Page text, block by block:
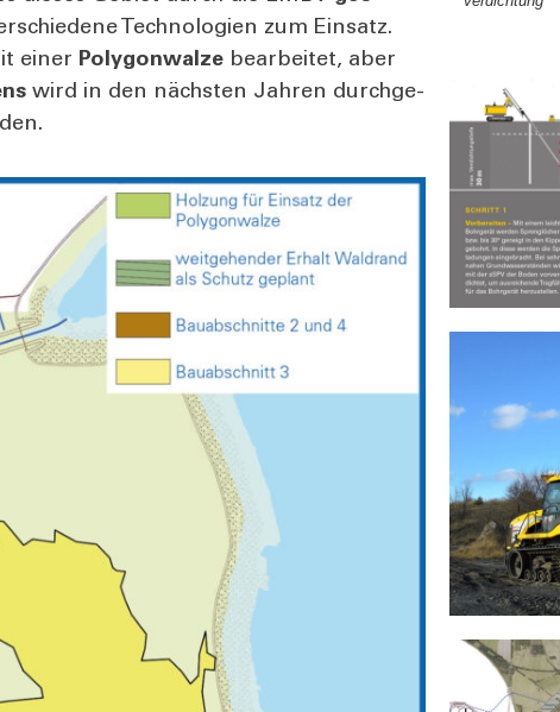
Tech­no­lo­gien zum Ein­satz.
einer Poly­gon­wal­ze bear­bei­tet, aber
wird in den nächs­ten Jah­ren durch­ge­